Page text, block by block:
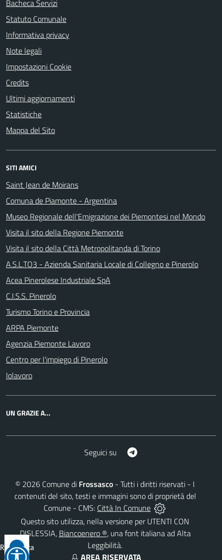
Bacheca Servizi
Statuto Comunale
Informativa privacy
Note legali
Impostazioni Cookie
Credits
Ultimi aggiornamenti
Statistiche
Mappa del Sito
SITI AMICI
Saint Jean de Moirans
Comuna de Piamonte - Argentina
Museo Regionale dell'Emigrazione dei Piemontesi nel Mondo
Visita il sito della Regione Piemonte
Visita il sito della Città Metropolitanda di Torino
A.S.L.TO3 - Azienda Sanitaria Locale di Collegno e Pinerolo
Acea Pinerolese Industriale SpA
C.I.S.S. Pinerolo
Turismo Torino e Provincia
ARPA Piemonte
Agenzia Piemonte Lavoro
Centro per l'impiego di Pinerolo
Iolavoro
UN GRAZIE A...
Seguici su
© 2026 Comune di Frossasco - Tutti i diritti riservati - I
contenuti del sito, testi e immagini sono di proprietà del
Comune - CMS: Città In Comune
Questo sito utilizza, nella versione per UTENTI CON
DISLESSIA, Biancoenero ®, una font italiana ad Alta
Leggibilità.
AREA RISERVATA
Reimposta
tutto